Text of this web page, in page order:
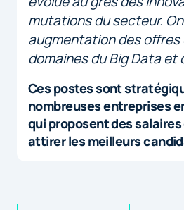
mutations du secteur.
augmentation des offres
domaines du Big Data et
Ces postes sont
nombreuses entreprises
qui proposent des
attirer les meilleurs